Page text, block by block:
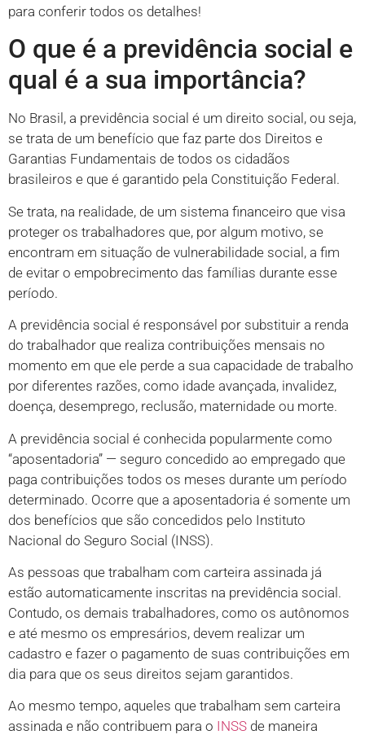
para conferir todos os detalhes!
O que é a previdência social e
qual é a sua importância?
No Brasil, a previdência social é um direito social, ou seja,
se trata de um benefício que faz parte dos Direitos e
Garantias Fundamentais de todos os cidadãos
brasileiros e que é garantido pela Constituição Federal.
Se trata, na realidade, de um sistema financeiro que visa
proteger os trabalhadores que, por algum motivo, se
encontram em situação de vulnerabilidade social, a fim
de evitar o empobrecimento das famílias durante esse
período.
A previdência social é responsável por substituir a renda
do trabalhador que realiza contribuições mensais no
momento em que ele perde a sua capacidade de trabalho
por diferentes razões, como idade avançada, invalidez,
doença, desemprego, reclusão, maternidade ou morte.
A previdência social é conhecida popularmente como
“aposentadoria” — seguro concedido ao empregado que
paga contribuições todos os meses durante um período
determinado. Ocorre que a aposentadoria é somente um
dos benefícios que são concedidos pelo Instituto
Nacional do Seguro Social (INSS).
As pessoas que trabalham com carteira assinada já
estão automaticamente inscritas na previdência social.
Contudo, os demais trabalhadores, como os autônomos
e até mesmo os empresários, devem realizar um
cadastro e fazer o pagamento de suas contribuições em
dia para que os seus direitos sejam garantidos.
Ao mesmo tempo, aqueles que trabalham sem carteira
assinada e não contribuem para o INSS de maneira